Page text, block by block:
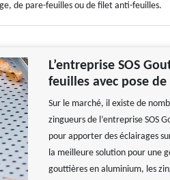
de pare-feuilles ou de filet anti-feuilles.
L’entreprise SOS
feuilles avec pose
Sur le marché, il existe de
zingueurs de l’entreprise SOS
pour apporter des éclairages
la meilleure solution pour une
gouttières en aluminium, les